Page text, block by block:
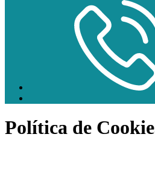
Política de